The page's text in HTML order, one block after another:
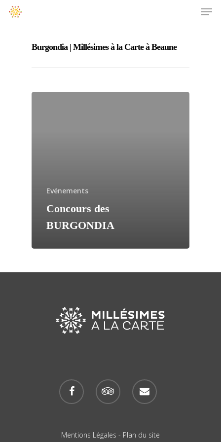
Burgondia | Millésimes à la Carte à Beaune
Evénements
Concours des
BURGONDIA
Mentions Légales - Plan du site